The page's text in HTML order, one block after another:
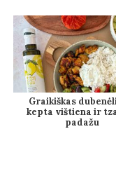
Graikiškas
kepta vištiena ir
padažu